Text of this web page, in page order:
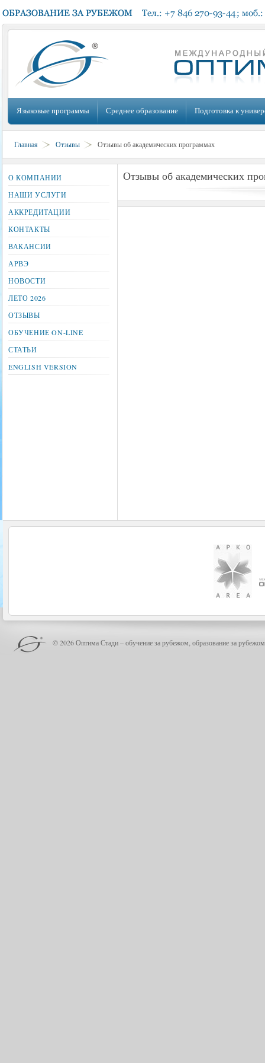
Языковые программы Среднее образование Подготовка к
Главная Отзывы Отзывы об академических программах
Отзывы об академических
О КОМПАНИИ
НАШИ УСЛУГИ
АККРЕДИТАЦИИ
КОНТАКТЫ
ВАКАНСИИ
АРВЭ
НОВОСТИ
ЛЕТО 2026
ОТЗЫВЫ
ОБУЧЕНИЕ ON-LINE
СТАТЬИ
ENGLISH VERSION
© 2026 Оптима Стади – обучение за рубежом, образование за